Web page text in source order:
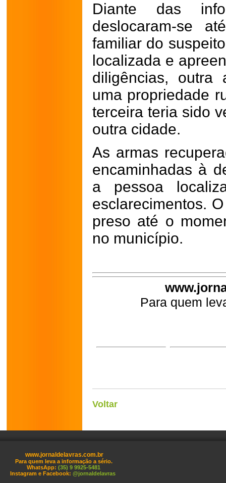
Diante das
deslocaram-se
familiar do
localizada e
diligências, outra
uma propriedade
terceira teria sido
outra cidade.
As armas
encaminhadas à
a pessoa
esclarecimentos.
preso até o
no município.
Para quem
Voltar
www.jornaldelavras.com.br
Para quem leva a informação a sério.
WhatsApp: (35) 9 9925-5481
Instagram e Facebook: @jornaldelavras